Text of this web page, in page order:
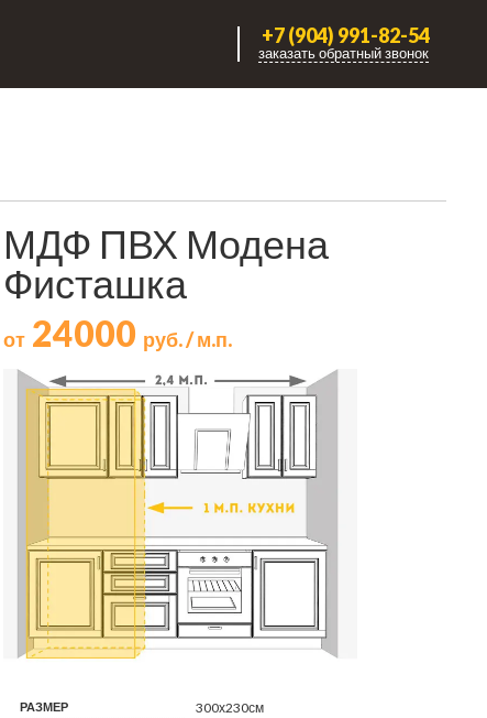
+7 (904) 991-82-54
заказать обратный звонок
МДФ ПВХ Модена
Фисташка
от24000 руб. / м.п.
РАЗМЕР 300х230см